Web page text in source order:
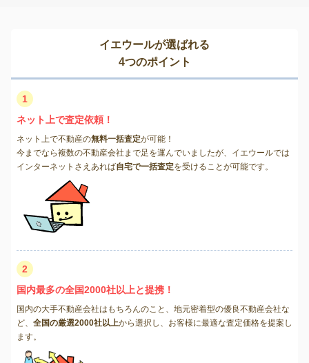
イエウールが選ばれる
4つのポイント
1
ネット上で査定依頼！
ネット上で不動産の無料一括査定が可能！
今までなら複数の不動産会社まで足を運んでいましたが、イエウールでは
インターネットさえあれば自宅で一括査定を受けることが可能です。
2
国内最多の全国2000社以上と提携！
国内の大手不動産会社はもちろんのこと、地元密着型の優良不動産会社な
ど、 全国の厳選2000社以上から選択し、お客様に最適な査定価格を提案し
ます。